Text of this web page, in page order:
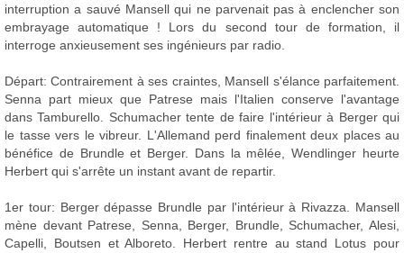
interruption a sauvé Mansell qui ne parvenait pas à enclencher son
embrayage automatique ! Lors du second tour de formation, il
interroge anxieusement ses ingénieurs par radio.
Départ: Contrairement à ses craintes, Mansell s'élance parfaitement.
Senna part mieux que Patrese mais l'Italien conserve l'avantage
dans Tamburello. Schumacher tente de faire l'intérieur à Berger qui
le tasse vers le vibreur. L'Allemand perd finalement deux places au
bénéfice de Brundle et Berger. Dans la mêlée, Wendlinger heurte
Herbert qui s'arrête un instant avant de repartir.
1er tour: Berger dépasse Brundle par l'intérieur à Rivazza. Mansell
mène devant Patrese, Senna, Berger, Brundle, Schumacher, Alesi,
Capelli, Boutsen et Alboreto. Herbert rentre au stand Lotus pour